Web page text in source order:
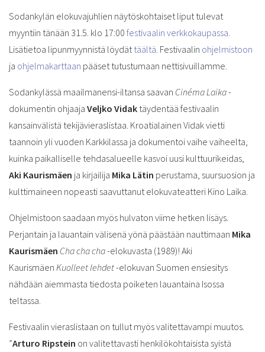
Sodankylän elokuvajuhlien näytöskohtaiset liput tulevat
myyntiin tänään 31.5. klo 17:00 festivaalin verkkokaupassa
Lisätietoa lipunmyynnistä löydät täältä . Festivaalin ohjelmistoon
ja ohjelmakarttaan pääset tutustumaan nettisivuillamme.
Sodankylässä maailmanensi-iltansa saavan Cinéma Laika-
dokumentin ohjaaja Veljko Vidak täydentää festivaalin
kansainvälistä tekijävieraslistaa. Kroatialainen Vidak vietti
taannoin yli vuoden Karkkilassa ja dokumentoi vaihe vaiheelta,
kuinka paikalliselle tehdasalueelle kasvoi uusi kulttuurikeidas,
Aki Kaurismäen ja kirjailija Mika Lätin perustama, suursuosion ja
kulttimaineen nopeasti saavuttanut elokuvateatteri Kino Laika.
Ohjelmistoon saadaan myös hulvaton viime hetken lisäys.
Perjantain ja lauantain välisenä yönä päästään nauttimaan Mika
Kaurismäen Cha cha cha-elokuvasta (1989)! Aki
Kaurismäen Kuolleet lehdet-elokuvan Suomen ensiesitys
nähdään aiemmasta tiedosta poiketen lauantaina Isossa
teltassa.
Festivaalin vieraslistaan on tullut myös valitettavampi muutos.
”Arturo Ripstein on valitettavasti henkilökohtaisista syistä